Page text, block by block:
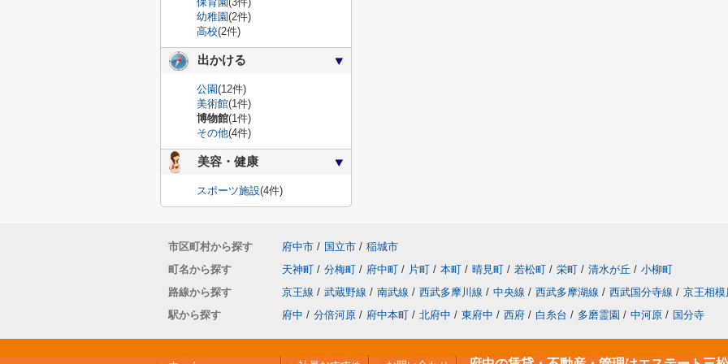
幼稚園(2件)
高校(2件)
出かける
公園(12件)
美術館(1件)
博物館(1件)
その他(4件)
美容・健康
スポーツ施設(4件)
市区町村から探す 府中市 / 国立市 / 稲城市
町名から探す
天神町 / 分梅町 / 府中町 / 片町 / 本町 / 晴見町 / 若松町 / 栄町 / 清水が丘 / 小柳町
路線から探す
京王線 / 武蔵野線 / 南武線 / 西武多摩川線 / 中央線 / 西武多摩湖線 / 西武国分寺線 / 京王相模
駅から探す
府中 / 分倍河原 / 府中本町 / 北府中 / 東府中 / 西府 / 白糸台 / 多磨霊園 / 中河原 / 国分寺